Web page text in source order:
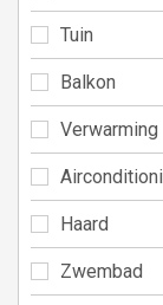
Tuin
Balkon
Verwarming
Haard
Zwembad